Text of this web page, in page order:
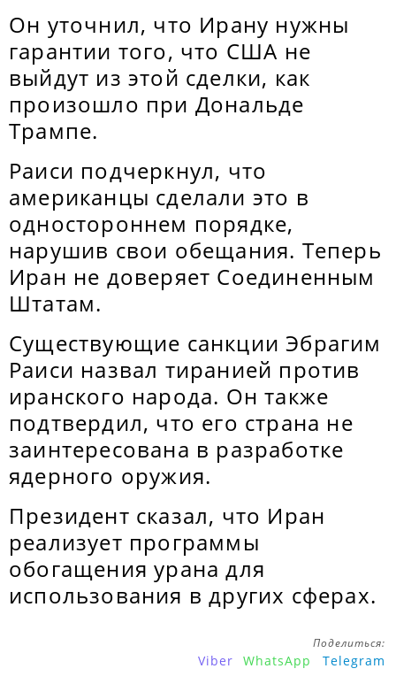
Он уточнил, что Ирану нужны
гарантии того, что США не
выйдут из этой сделки, как
произошло при Дональде
Трампе.
Раиси подчеркнул, что
американцы сделали это в
одностороннем порядке,
нарушив свои обещания. Теперь
Иран не доверяет Соединенным
Штатам.
Существующие санкции Эбрагим
Раиси назвал тиранией против
иранского народа. Он также
подтвердил, что его страна не
заинтересована в разработке
ядерного оружия.
Президент сказал, что Иран
реализует программы
обогащения урана для
использования в других сферах.
Поделиться:
Viber WhatsApp Telegram